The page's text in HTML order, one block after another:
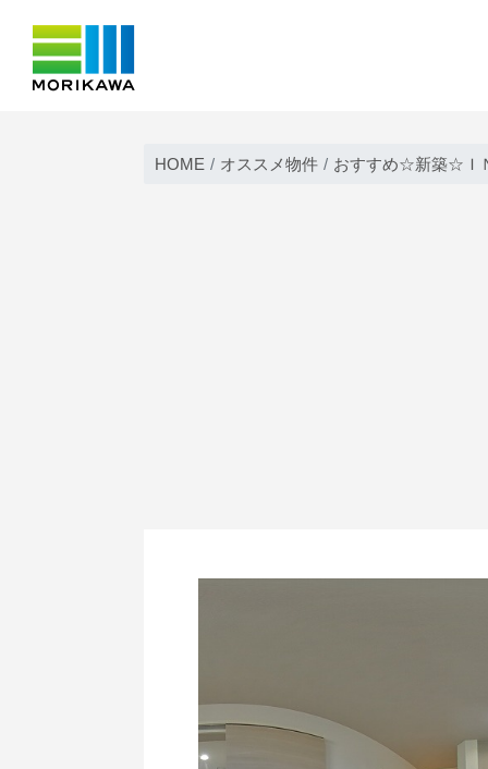
HOME オススメ物件 おすすめ☆新築☆Ｉ